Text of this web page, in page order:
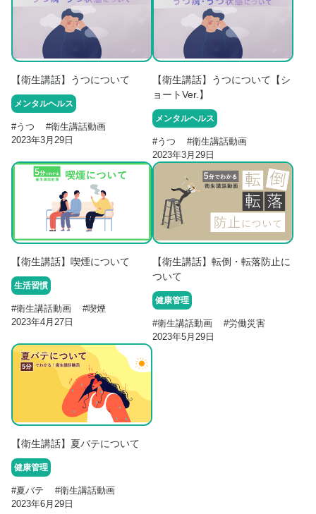
【衛生講話】うつについて
メンタルヘルス
#うつ #衛生講話動画
2023年3月29日
【衛生講話】うつについて【シ
ョートVer.】
メンタルヘルス
#うつ #衛生講話動画
2023年3月29日
【衛生講話】喫煙について
生活習慣
#衛生講話動画 #喫煙
2023年4月27日
【衛生講話】転倒・転落防止に
ついて
健康管理
#衛生講話動画 #労働災害
2023年5月29日
【衛生講話】夏バテについて
健康管理
#夏バテ #衛生講話動画
2023年6月29日